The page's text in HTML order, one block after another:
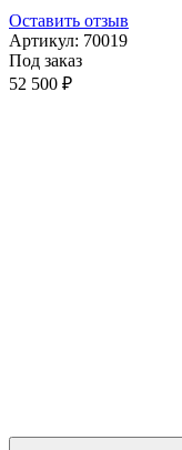
Оставить отзыв
Артикул: 70019
Под заказ
52 500 ₽